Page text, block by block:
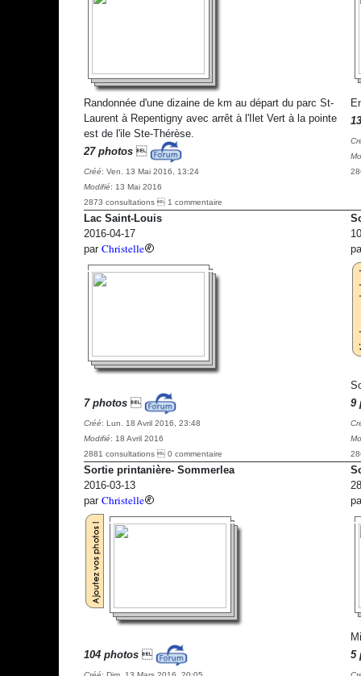
Randonnée d'une dizaine de km au départ du parc St-
Laurent à Repentigny avec arrêt à l'Ilet Vert à la pointe
est de l'ile Ste-Thérèse.
27 photos
Créé: Ven. 13 Mai 2016, 13:24
Modifié: 13 Mai 2016
2873 consultations  1 commentaire
Lac Saint-Louis
2016-04-17
par Christelle
7 photos
Créé: Lun. 18 Avril 2016, 23:48
Modifié: 18 Avril 2016
2881 consultations  0 commentaire
9
Sortie printanière- Sommerlea
2016-03-13
par Christelle
104 photos
5